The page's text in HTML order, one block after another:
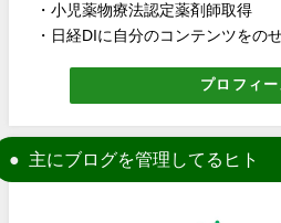
・小児薬物療法認定薬剤師取得
・日経DIに自分のコンテンツをの
プロフィ
主にブログを管理してるヒト